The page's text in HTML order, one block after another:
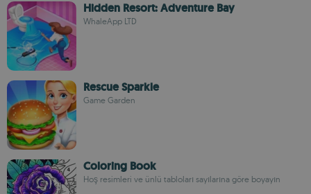
Hidden Resort: Adventure Bay
WhaleApp LTD
Rescue Sparkle
Game Garden
Coloring Book
Hoş resimleri ve ünlü tabloları sayılarına göre boyayın